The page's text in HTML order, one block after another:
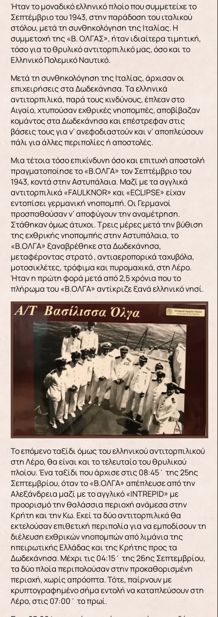
Ήταν το μοναδικό ελληνικό πλοίο που συμμετείχε το
Σεπτέμβριο του 1943, στην παράδοση του ιταλικού
στόλου, μετά τη συνθηκολόγηση της Ιταλίας. Η
συμμετοχή της «Β. ΟΛΓΑΣ», ήταν ιδιαίτερα τιμητική,
τόσο για το θρυλικό αντιτορπιλικό μας, όσο και το
Ελληνικό Πολεμικό Ναυτικό.
Μετά τη συνθηκολόγηση της Ιταλίας, άρχισαν οι
επιχειρήσεις στα Δωδεκάνησα. Τα ελληνικά
αντιτορπιλικά, παρά τους κινδύνους, έπλεαν στο
Αιγαίο, χτυπούσαν εχθρικές νηοπομπές, αποβίβαζαν
κομάντος στα Δωδεκάνησα και επέστρεφαν στις
βάσεις τους για ν’ ανεφοδιαστούν και ν’ αποπλεύσουν
πάλι για άλλες περιπολίες ή αποστολές.
Μια τέτοια τόσο επικίνδυνη όσο και επιτυχή αποστολή
πραγματοποίησε το «Β.ΟΛΓΑ» τον Σεπτέμβριο του
1943, κοντά στην Αστυπάλαια. Μαζί με τα αγγλικά
αντιτορπιλικά «FAULKNOR» και «ECLIPSE» είχαν
εντοπίσει γερμανική νηοπομπή. Οι Γερμανοί
προσπαθούσαν ν’ αποφύγουν την αναμέτρηση.
Στάθηκαν όμως άτυχοι. Τρεις μέρες μετά την βύθιση
της εχθρικής νηοπομπής στην Αστυπάλαια, το
«Β.ΟΛΓΑ» ξαναβρέθηκε στα Δωδεκάνησα,
μεταφέροντας στρατό , αντιαεροπορικά ταχυβόλα,
μοτοσικλέτες, τρόφιμα και πυρομαχικά, στη Λέρο.
Ήταν η πρώτη φορά μετά από 2,5 χρόνια που το
πλήρωμα του «Β.ΟΛΓΑ» αντίκριζε ξανά ελληνικό νησί.
Το επόμενο ταξίδι όμως του ελληνικού αντιτορπιλικού
στη Λέρο, θα είναι και το τελευταίο του θρυλικού
πλοίου. Ένα ταξίδι που άρχισε στις 08:45΄ της 25ης
Σεπτεμβρίου, όταν το «Β.ΟΛΓΑ» απέπλευσε από την
Αλεξάνδρεια μαζί με το αγγλικό «INTREPID» με
προορισμό την θαλάσσια περιοχή ανάμεσα στην
Κρήτη και την Κω. Εκεί τα δύο αντιτορπιλικά θα
εκτελούσαν επιθετική περιπολία για να εμποδίσουν τη
διέλευση εχθρικών νηοπομπών από λιμάνια της
ηπειρωτικής Ελλάδας και της Κρήτης προς τα
Δωδεκάνησα. Μέχρι τις 04:15΄ της 26ης Σεπτεμβρίου,
τα δύο πλοία περιπολούσαν στην προκαθορισμένη
περιοχή, χωρίς απρόοπτα. Τότε, παίρνουν με
κρυπτογραφημένο σήμα εντολή να καταπλεύσουν στη
Λέρο, στις 07:00΄ το πρωί.